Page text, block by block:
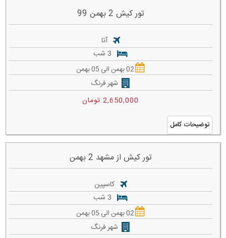
تور کیش 2 بهمن 99
آتا
02 بهمن الی 05 بهمن
شهر فرنگ
2,650,000 تومان
توضیحات کامل
تور کیش از مشهد 2 بهمن
کاسپین
02 بهمن الی 05 بهمن
شهر فرنگ